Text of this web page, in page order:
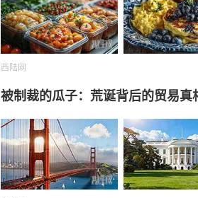
西陆网
被制裁的瓜子：荒诞背后的贸易真